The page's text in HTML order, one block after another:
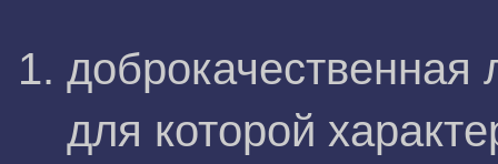
для которой